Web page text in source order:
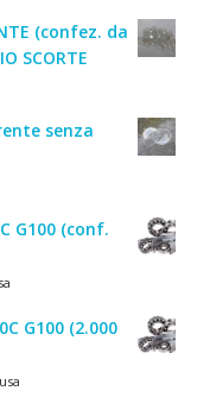
(confez. da
SCORTE
senza
G100 (conf.
G100 (2.000